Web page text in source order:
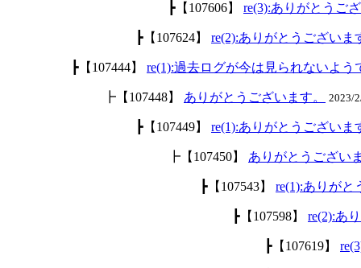
┣【107606】 re(3):ありがとうご
┣【107624】 re(2):ありがとうございま
┣【107444】 re(1):過去ログが今は見られないよう
┣【107448】 ありがとうございます。 2023/
┣【107449】 re(1):ありがとうございま
┣【107450】 ありがとうござい
┣【107543】 re(1):ありがと
┣【107598】 re(2):あ
┣【107619】